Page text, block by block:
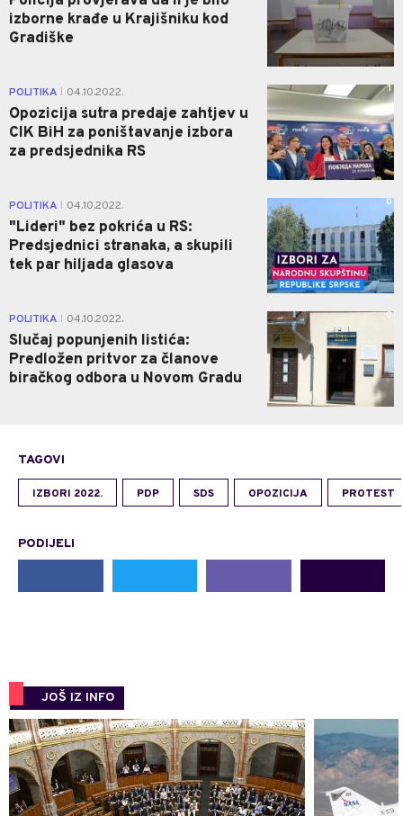
izborne krađe u Krajišniku kod
Gradiške
POLITIKA 04.10.2022.
Opozicija sutra predaje zahtjev u
CIK BiH za poništavanje izbora
za predsjednika RS
1
POLITIKA 04.10.2022.
"Lideri" bez pokrića u RS:
Predsjednici stranaka, a skupili
tek par hiljada glasova
0
POLITIKA 04.10.2022.
Slučaj popunjenih listića:
Predložen pritvor za članove
biračkog odbora u Novom Gradu
0
TAGOVI
IZBORI 2022. PDP SDS OPOZICIJA PROTEST
PODIJELI
JOŠ IZ INFO
0